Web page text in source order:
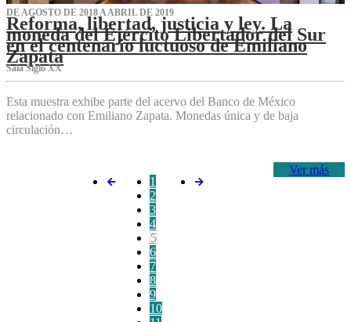
DE AGOSTO DE 2018 A ABRIL DE 2019
Reforma, libertad, justicia y ley. La
moneda del Ejército Libertador del Sur
en el centenario luctuoso de Emiliano
Zapata
Sala Siglo XX
Esta muestra exhibe parte del acervo del Banco de México
relacionado con Emiliano Zapata. Monedas única y de baja
circulación…
Ver más
1
2
3
4
5
6
7
8
9
10